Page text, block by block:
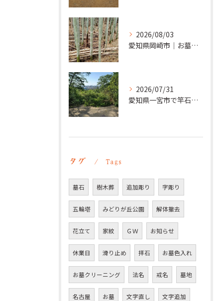
2026/08/03
愛知県岡崎市｜お墓の追加彫り施工例 ｜彫刻本舗
2026/07/31
愛知県一宮市で竿石への追加彫刻｜彫刻本舗
タグ Tags
墓石 樹木葬 追加彫り 字彫り
五輪塔 みどりが丘公園 解体撤去
花立て 家紋 ＧＷ お知らせ
休業日 滑り止め 拝石 お墓色入れ
お墓クリーニング 法名 戒名 墓地
名古屋 お墓 文字直し 文字追加